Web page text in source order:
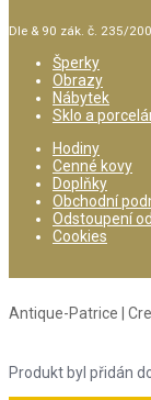
Dle & 90 zák. č. 235/
Šperky
Obrazy
Nábytek
Sklo a
Hodiny
Cenné kovy
Doplňky
Obchodní
Odstoupení
Cookies
Antique-Patrice |
Produkt byl přidán